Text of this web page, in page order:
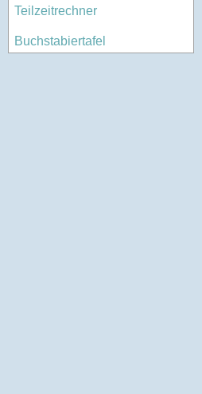
Teilzeitrechner
Buchstabiertafel